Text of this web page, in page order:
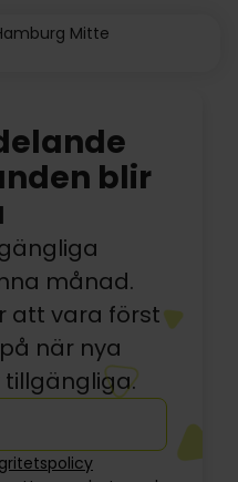
Mitte
blir
månad.
att vara först
när nya